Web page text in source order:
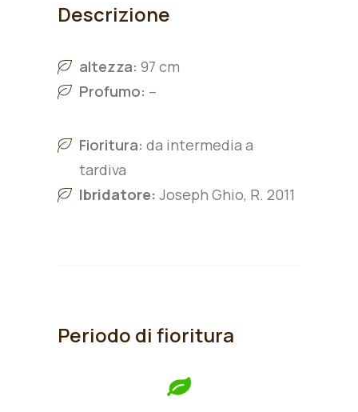
Descrizione
altezza: 97 cm
Profumo: –
Fioritura: da intermedia a
tardiva
Ibridatore: Joseph Ghio, R. 2011
Periodo di fioritura